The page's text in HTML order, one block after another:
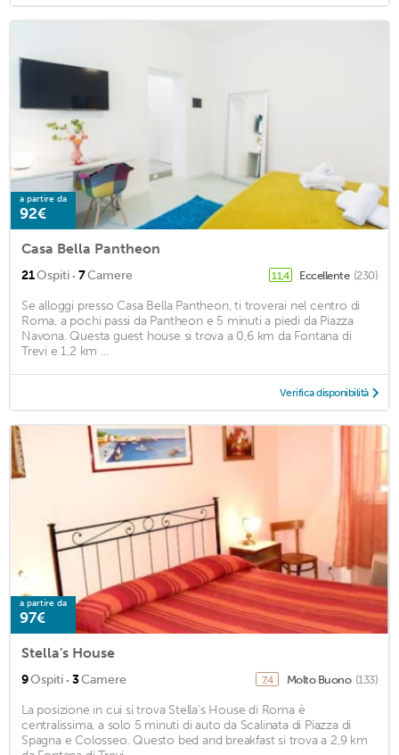
a partire da
92€
Casa Bella Pantheon
21Ospiti · 7Camere 11,4 Eccellente (230)
Se alloggi presso Casa Bella Pantheon, ti troverai nel centro di
Roma, a pochi passi da Pantheon e 5 minuti a piedi da Piazza
Navona. Questa guest house si trova a 0,6 km da Fontana di
Trevi e 1,2 km ...
Verifica disponibilità
a partire da
97€
Stella's House
9Ospiti · 3Camere 7,4 Molto Buono (133)
La posizione in cui si trova Stella's House di Roma è
centralissima, a solo 5 minuti di auto da Scalinata di Piazza di
Spagna e Colosseo. Questo bed and breakfast si trova a 2,9 km